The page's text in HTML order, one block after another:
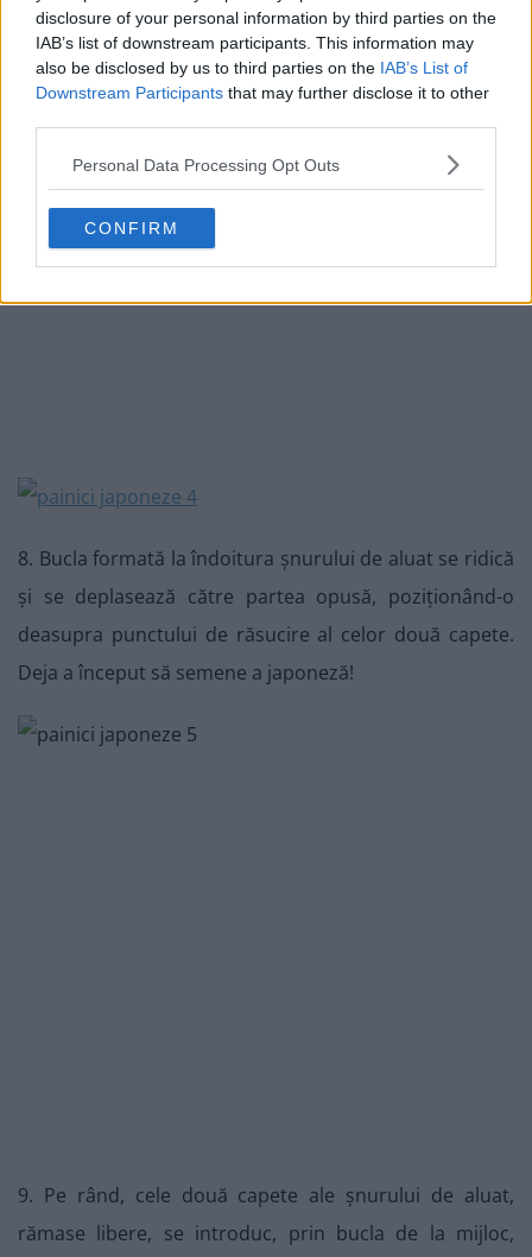
disclosure of your personal information by third parties on the
IAB’s list of downstream participants. This information may
also be disclosed by us to third parties on the IAB’s List of
Downstream Participants that may further disclose it to other
Personal Data Processing Opt Outs
CONFIRM
aluat se îndoaie la mijloc si capetele se răsucesc între
ele, așa cum se vede în poza de mai jos.
8. Bucla formată la îndoitura șnurului de aluat se ridică
și se deplasează către partea opusă, poziționând-o
deasupra punctului de răsucire al celor două capete.
Deja a început să semene a japoneză!
9. Pe rând, cele două capete ale șnurului de aluat,
rămase libere, se introduc, prin bucla de la mijloc,